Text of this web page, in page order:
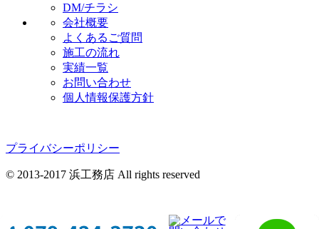
DM/チラシ
会社概要
よくあるご質問
施工の流れ
実績一覧
お問い合わせ
個人情報保護方針
プライバシーポリシー
© 2013-2017 浜工務店 All rights reserved